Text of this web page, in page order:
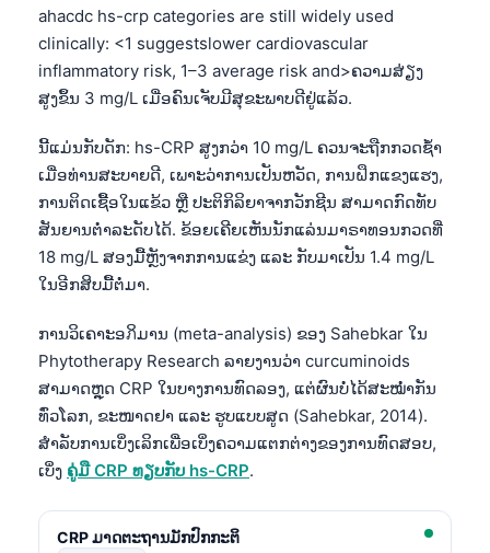
ahacdc hs-crp categories are still widely used
clinically: <1 suggestslower cardiovascular
inflammatory risk, 1–3 average risk and>ຄວາມສ່ຽງ
ສູງຂຶ້ນ 3 mg/L ເມື່ອຄົນເຈັບມີສຸຂະພາບດີຢູ່ແລ້ວ.
ນີ້ແມ່ນກັບດັກ: hs-CRP ສູງກວ່າ 10 mg/L ຄວນຈະຖືກກວດຊ້ຳ
ເມື່ອທ່ານສະບາຍດີ, ເພາະວ່າການເປັນຫວັດ, ການຝຶກແຂງແຮງ,
ການຕິດເຊື້ອໃນແຂ້ວ ຫຼື ປະຕິກິລິຍາຈາກວັກຊີນ ສາມາດກົດທັບ
ສັນຍານຕ່ຳລະດັບໄດ້. ຂ້ອຍເຄີຍເຫັນນັກແລ່ນມາຣາທອນກວດທີ່
18 mg/L ສອງມື້ຫຼັງຈາກການແຂ່ງ ແລະ ກັບມາເປັນ 1.4 mg/L
ໃນອີກສິບມື້ຕໍ່ມາ.
ການວິເຄາະອภິມານ (meta-analysis) ຂອງ Sahebkar ໃນ
Phytotherapy Research ລາຍງານວ່າ curcuminoids
ສາມາດຫຼຸດ CRP ໃນບາງການທົດລອງ, ແຕ່ຜົນບໍ່ໄດ້ສະໝ່ຳກັນ
ທົ່ວໂລກ, ຂະໜາດຢາ ແລະ ຮູບແບບສູດ (Sahebkar, 2014).
ສຳລັບການເບິ່ງເລິກເພື່ອເບິ່ງຄວາມແຕກຕ່າງຂອງການທົດສອບ,
ເບິ່ງ ຄູ່ມື CRP ທຽບກັບ hs-CRP.
CRP ມາດຕະຖານມັກປົກກະຕິ